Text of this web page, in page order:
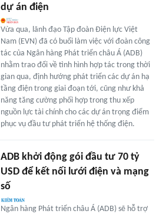
dự án điện
Vừa qua, lãnh đạo Tập đoàn Điện lực Việt
Nam (EVN) đã có buổi làm việc với đoàn công
tác của Ngân hàng Phát triển châu Á (ADB)
nhằm trao đổi về tình hình hợp tác trong thời
gian qua, định hướng phát triển các dự án hạ
tầng điện trong giai đoạn tới, cũng như khả
năng tăng cường phối hợp trong thu xếp
nguồn lực tài chính cho các dự án trọng điểm
phục vụ đầu tư phát triển hệ thống điện.
ADB khởi động gói đầu tư 70 tỷ
USD để kết nối lưới điện và mạng
số
Ngân hàng Phát triển châu Á (ADB) sẽ hỗ trợ